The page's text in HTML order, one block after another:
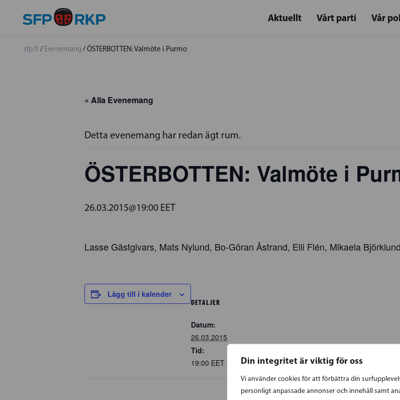
Din integritet är viktig för oss
Vi använder cookies för att förbättra din
personligt anpassade annonser och innehåll samt
Aktuellt Vårt parti Vår
sfp.fi / Evenemang /ÖSTERBOTTEN: Valmöte i Purmo
« Alla Evenemang
Detta evenemang har redan ägt rum.
ÖSTERBOTTEN: Valmöte i
26.03.2015@19:00 EET
Lasse Gästgivars, Mats Nylund, Bo-Göran Åstrand, Elli Flén, Mikaela
Lägg till i kalender
DETALJER
Datum:
26.03.2015
Tid:
19:00 EET